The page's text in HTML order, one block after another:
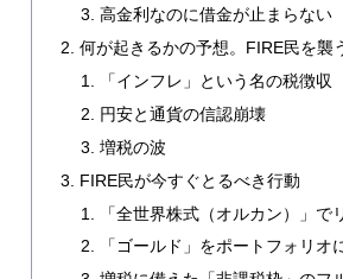
高金利なのに借金が止まらない
何が起きるかの予想。FIRE民を襲
「インフレ」という名の税徴収
円安と通貨の信認崩壊
増税の波
FIRE民が今すぐとるべき行動
「全世界株式（オルカン）」で
「ゴールド」をポートフォリオ